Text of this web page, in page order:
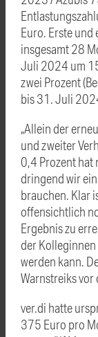
Euro. Erste
insgesamt 28
Juli 2024 um
zwei Prozent
bis 31. Juli
„Allein der
und zweiter
0,4 Prozent hat
dringend wir
brauchen. Klar
offensichtlich
Ergebnis zu
der
werden kann.
Warnstreiks vor
ver.di hatte
375 Euro pro